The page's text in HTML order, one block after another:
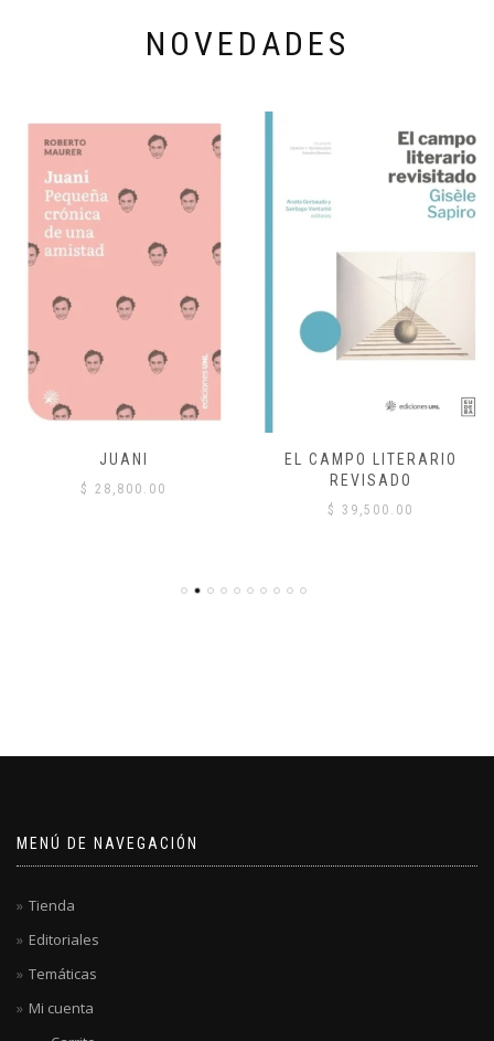
NOVEDADES
JUANI
$ 28,800.00
EL CAMPO LITERARIO
REVISADO
$ 39,500.00
MENÚ DE NAVEGACIÓN
Tienda
Editoriales
Temáticas
Mi cuenta